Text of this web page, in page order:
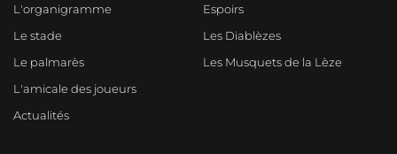
L'organigramme
Le stade
Le palmarès
L'amicale des joueurs
Actualités
Espoirs
Les Diablèzes
Les Musquets de la Lèze